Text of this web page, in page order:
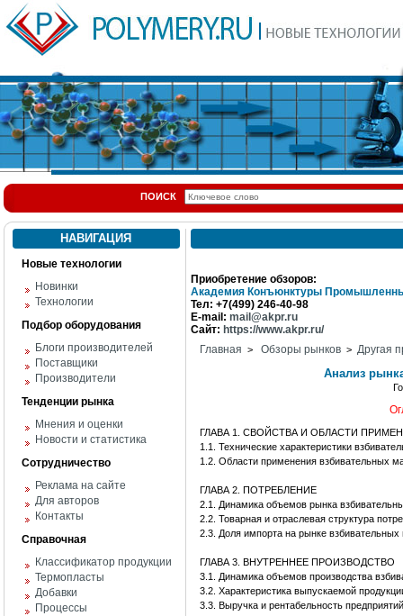
ПОИСК
НАВИГАЦИЯ
Новые технологии
Новинки
Технологии
Подбор оборудования
Блоги производителей
Поставщики
Производители
Тенденции рынка
Мнения и оценки
Новости и статистика
Сотрудничество
Реклама на сайте
Для авторов
Контакты
Справочная
Классификатор продукции
Термопласты
Добавки
Процессы
Приобретение обзоров:
Академия Конъюнктуры
Тел: +7(499) 246-40-98
E-mail: mail@akpr.ru
Сайт: https://www.akpr.ru/
Главная > Обзоры рынков > Другая
Анализ
ГЛАВА 1. СВОЙСТВА И ОБЛАСТИ
1.1. Технические характеристики
1.2. Области применения взбивательных
ГЛАВА 2. ПОТРЕБЛЕНИЕ
2.1. Динамика объемов рынка
2.2. Товарная и отраслевая структура
2.3. Доля импорта на рынке
ГЛАВА 3. ВНУТРЕННЕЕ ПРОИЗВОДСТВО
3.1. Динамика объемов производства
3.2. Характеристика выпускаемой
3.3. Выручка и рентабельность